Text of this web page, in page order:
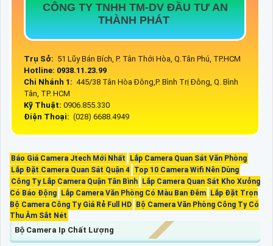
CÔNG TY TNHH TM-DV ĐẦU TƯ AN
THÀNH PHÁT
Trụ Sở: 51 Lũy Bán Bích, P. Tân Thới Hòa, Q.Tân Phú, TP.HCM
Hotline: 0938.11.23.99
Chi Nhánh 1: 445/38 Tân Hòa Đông,P. Bình Trị Đông, Q. Bình
Tân, TP. HCM
Kỹ Thuật: 0906.855.330
Điện Thoại: (028) 6688.4949
Báo Giá Camera Jtech Mới Nhất
Lắp Camera Quan Sát Văn Phòng
Lắp Đặt Camera Quan Sát Quận 4 Top 10 Camera Wifi Nên Dùng
Công Ty Lắp Camera Quận Tân Bình
Lắp Camera Quan Sát Kho Xưởng
Có Báo Động
Lắp Camera Văn Phòng Có Màu Ban Đêm
Lắp Đặt Trọn
Bộ Camera Công Ty Giá Rẻ Full HD
Bộ Camera Văn Phòng Công Ty Có
Thu Âm Sắt Nét
Bộ Camera Ip Chất Lượng